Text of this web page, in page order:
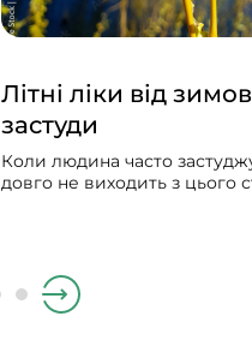
Літні ліки від
застуди
Коли людина часто
довго не виходить з цього
гілочками верби.